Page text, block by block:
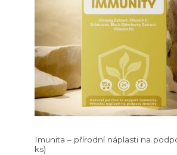
Imunita – přírodní náplasti na
ks)